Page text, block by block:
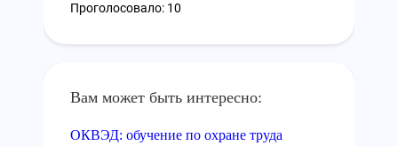
Проголосовало: 10
Вам может быть интересно:
ОКВЭД: обучение по охране труда